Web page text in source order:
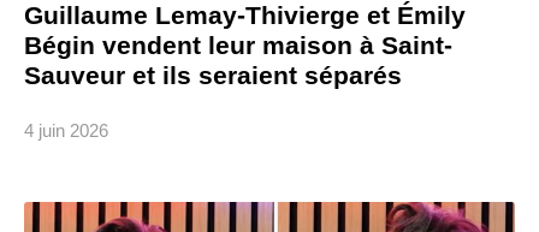
Guillaume Lemay-Thivierge et Émily
Bégin vendent leur maison à Saint-
Sauveur et ils seraient séparés
4 juin 2026